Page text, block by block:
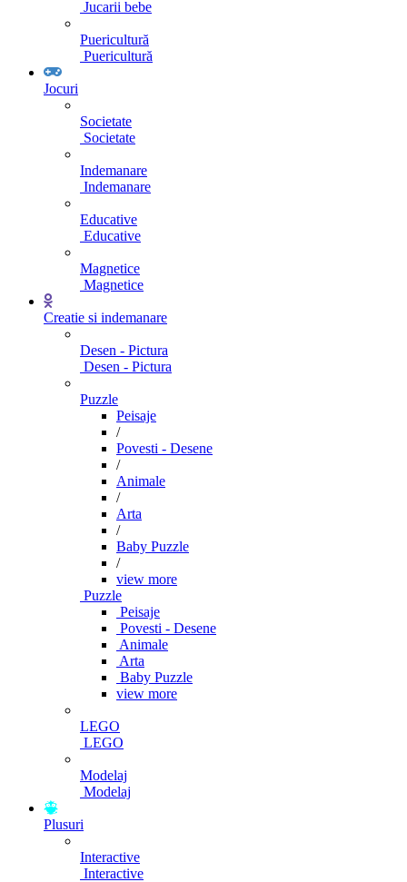
Jucarii bebe
Puericultură
Puericultură
Jocuri
Societate
Societate
Indemanare
Indemanare
Educative
Educative
Magnetice
Magnetice
Creatie si indemanare
Desen - Pictura
Desen - Pictura
Puzzle
Peisaje
/
Povesti - Desene
/
Animale
/
Arta
/
Baby Puzzle
/
view more
Puzzle
Peisaje
Povesti - Desene
Animale
Arta
Baby Puzzle
view more
LEGO
LEGO
Modelaj
Modelaj
Plusuri
Interactive
Interactive